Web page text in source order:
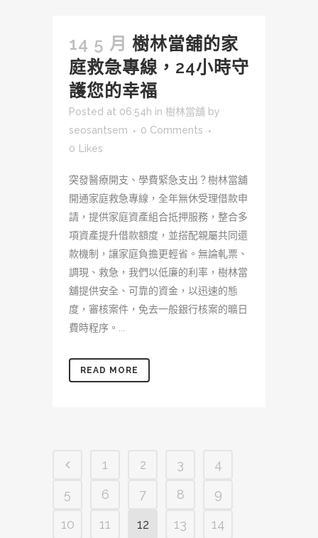
14 5 月 樹林當舖的家
庭救急專線，24小時守
護您的幸福
Posted at 06:54h in 樹林當舖 by
seosantsem
0 Comments
0 Likes
突發醫療開支、學費緊急支出？樹林當舖
開通家庭救急專線，全年無休受理借款申
請，提供家庭資產組合抵押服務，整合多
項資產提升借款額度，並搭配親屬共同還
款機制，讓家庭負擔更輕省。無論軋票、
調現、救急，我們以低廉的利率，樹林當
舖提供安全、可靠的資金，以迅速的態
度，審核案件，免去一般銀行核案的曠日
費時程序。...
READ MORE
1 2 3
4
5
6 7 8
9
10
11 12 13
14